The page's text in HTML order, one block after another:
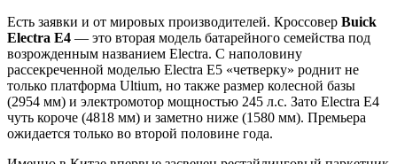
Есть заявки и от мировых производителей. Кроссовер Buick
Electra E4 — это вторая модель батарейного семейства под
возрожденным названием Electra. С наполовину
рассекреченной моделью Electra E5 «четверку» роднит не
только платформа Ultium, но также размер колесной базы
(2954 мм) и электромотор мощностью 245 л.с. Зато Electra E4
чуть короче (4818 мм) и заметно ниже (1580 мм). Премьера
ожидается только во второй половине года.